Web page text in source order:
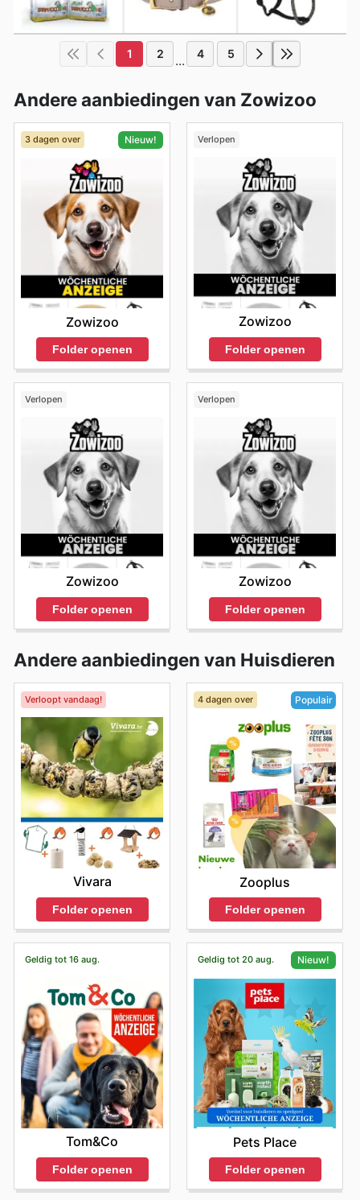
1 2 ... 4 5
Andere aanbiedingen van Zowizoo
3 dagen over Nieuw!
Zowizoo
Folder openen
Verlopen
Zowizoo
Folder openen
Verlopen
Zowizoo
Folder openen
Verlopen
Zowizoo
Folder openen
Andere aanbiedingen van Huisdieren
Verloopt vandaag!
Vivara
Folder openen
4 dagen over Populair
Zooplus
Folder openen
Geldig tot 16 aug.
Tom&Co
Folder openen
Geldig tot 20 aug. Nieuw!
Pets Place
Folder openen